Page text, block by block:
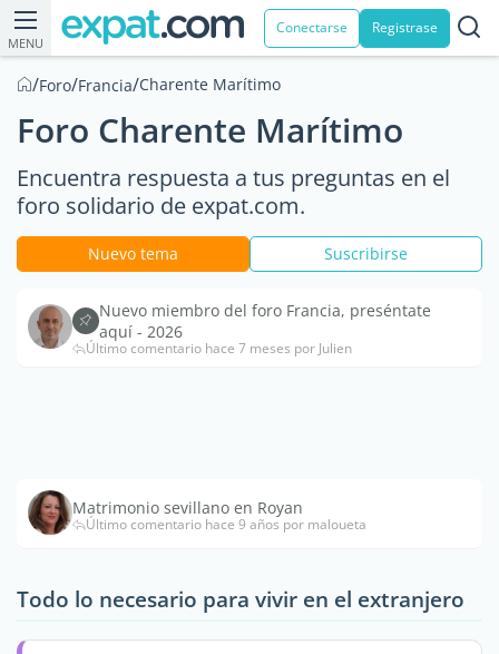
MENU
Conectarse Registrase
/Foro/Francia/Charente Marítimo
Foro Charente Marítimo
Encuentra respuesta a tus preguntas en el
foro solidario de expat.com.
Nuevo tema Suscribirse
Nuevo miembro del foro Francia, preséntate
aquí - 2026
Último comentario hace 7 meses por Julien
Matrimonio sevillano en Royan
Último comentario hace 9 años por maloueta
Todo lo necesario para vivir en el extranjero